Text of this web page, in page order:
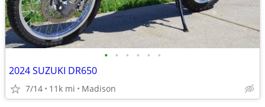
• • • • • •
2024 SUZUKI DR650
7/14 11k mi Madison